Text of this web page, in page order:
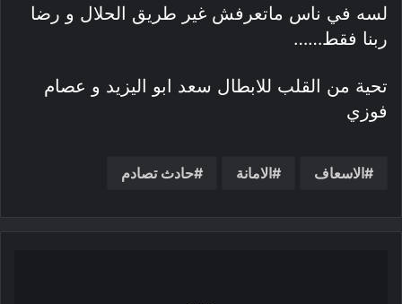
لسه في ناس ماتعرفش غير طريق الحلال و رضا
ربنا فقط……
تحية من القلب للابطال سعد ابو اليزيد و عصام
فوزي
الاسعاف الامانة حادث تصادم